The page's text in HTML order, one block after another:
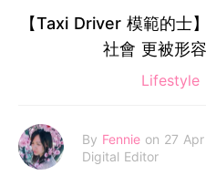
【Taxi Driver 模範的士
社會 更被形
Lifestyle
By Fennie on 27
Digital Editor